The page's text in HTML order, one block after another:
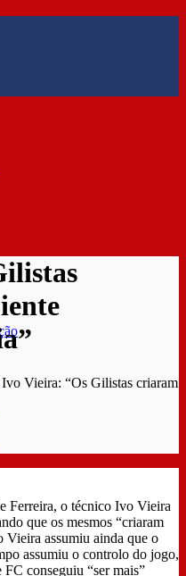
Ivo Vieira: “Os Gilistas criaram
Ferreira, o técnico Ivo Vieira
que os mesmos “criaram
assumiu ainda que o
assumiu o controlo do jogo,
conseguiu “ser mais”